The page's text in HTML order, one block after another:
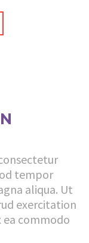
tempor
aliqua. Ut
exercitation
commodo